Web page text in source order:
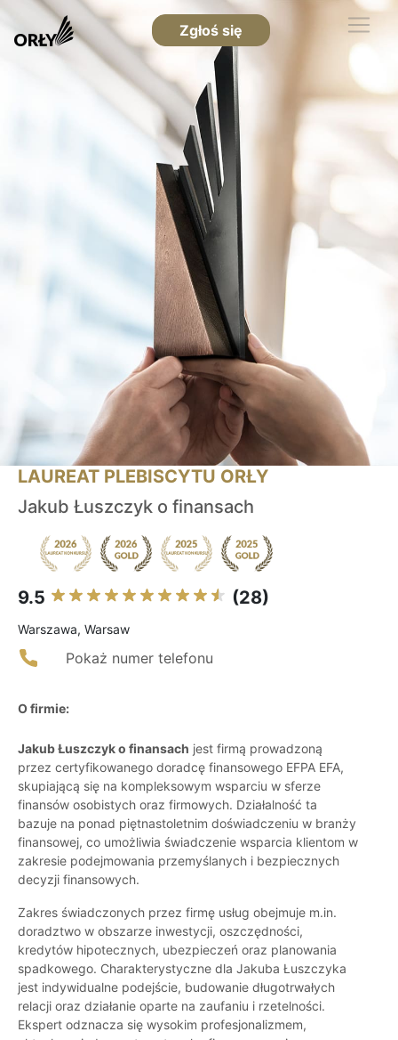
Zgłoś się
LAUREAT PLEBISCYTU ORŁY
Jakub Łuszczyk o finansach
9.5 (28)
Warszawa, Warsaw
Pokaż numer telefonu
O firmie:
Jakub Łuszczyk o finansach jest firmą prowadzoną
przez certyfikowanego doradcę finansowego EFPA EFA,
skupiającą się na kompleksowym wsparciu w sferze
finansów osobistych oraz firmowych. Działalność ta
bazuje na ponad piętnastoletnim doświadczeniu w branży
finansowej, co umożliwia świadczenie wsparcia klientom w
zakresie podejmowania przemyślanych i bezpiecznych
decyzji finansowych.
Zakres świadczonych przez firmę usług obejmuje m.in.
doradztwo w obszarze inwestycji, oszczędności,
kredytów hipotecznych, ubezpieczeń oraz planowania
spadkowego. Charakterystyczne dla Jakuba Łuszczyka
jest indywidualne podejście, budowanie długotrwałych
relacji oraz działanie oparte na zaufaniu i rzetelności.
Ekspert odznacza się wysokim profesjonalizmem,